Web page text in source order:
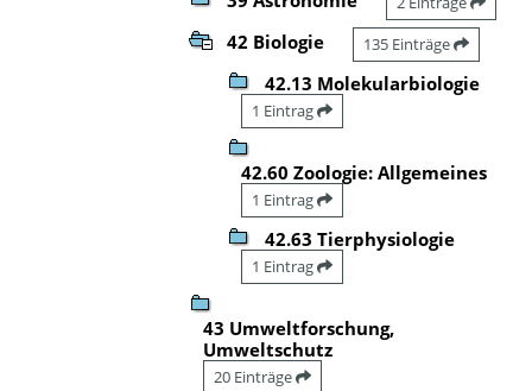
42 Biologie 135 Einträge
42.13 Molekularbiologie
1 Eintrag
42.60 Zoologie: Allgemeines
1 Eintrag
42.63 Tierphysiologie
1 Eintrag
43 Umweltforschung,
Umweltschutz
20 Einträge